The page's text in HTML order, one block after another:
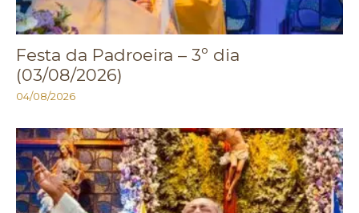
Festa da Padroeira – 3º dia
(03/08/2026)
04/08/2026